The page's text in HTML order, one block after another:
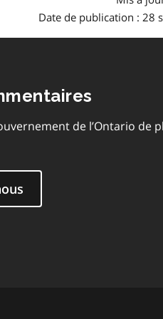
Date de publication : 28
de l’Ontario de